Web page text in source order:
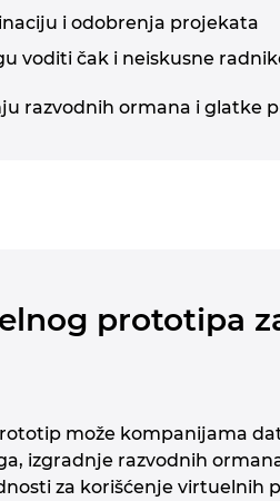
i odobrenja projekata
voditi čak i neiskusne
razvodnih ormana i glatke
prototipa
može kompanijama
izgradnje razvodnih
za korišćenje virtuelnih